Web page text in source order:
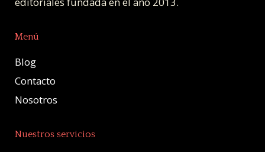
Menú
Blog
Contacto
Nosotros
Nuestros servicios